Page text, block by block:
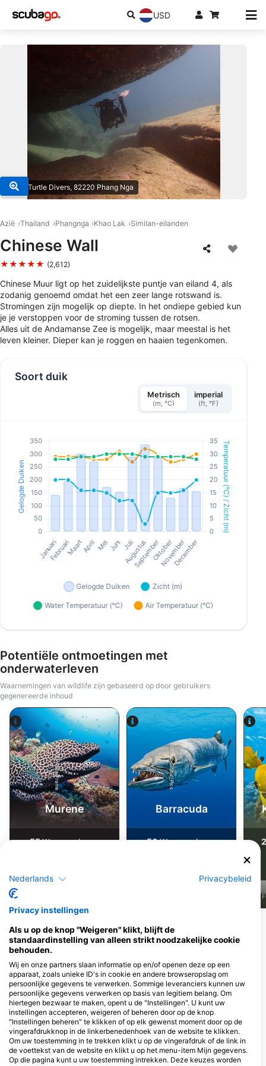
USD
© Sea Turtle Divers, 82220 Phang Nga
Azië Thailand Phangnga Khao Lak Similan-eilanden
Chinese Wall
★★★★★ (2,612)
Chinese Muur ligt op het zuidelijkste puntje van eiland 4, als
zodanig genoemd omdat het een zeer lange rotswand is.
Stromingen zijn mogelijk op diepte. In het ondiepe gebied kun
je je verstoppen voor de stroming tussen de rotsen.
Alles uit de Andamanse Zee is mogelijk, maar meestal is het
leven kleiner. Dieper kan je roggen en haaien tegenkomen.
Soort duik
Metrisch
(m, °C)
imperial
(ft, °F)
Potentiële ontmoetingen met
onderwaterleven
Waarnemingen van wildlife zijn gebaseerd op door gebruikers
gegenereerde inhoud
Alamy-WaterFrame
Murene
55Waarnemingen
iStock-Global_Pics
Barracuda
50Waarnemingen
F
Meer dieren weergeven
Duikcentra die deze duiklocatie
verzorgen
Khao Lak Scuba Adventures
13/47 Moo 7, T. Khuk Khak, 82220
A. Takuapa, Phang Nga, Thailand
Blue Planet Divers
150/1 Moo 1, Saladaan, 81150 Koh
Lanta, Krabi, Thailand
Nederlands Privacybeleid
Privacy instellingen
Als u op de knop "Weigeren" klikt, blijft de
standaardinstelling van alleen strikt noodzakelijke cookie
behouden.
Wij en onze partners slaan informatie op en/of openen deze op een
apparaat, zoals unieke ID's in cookie en andere browseropslag om
persoonlijke gegevens te verwerken. Sommige leveranciers kunnen uw
persoonlijke gegevens verwerken op basis van legitiem belang. Om
hiertegen bezwaar te maken, opent u de "Instellingen". U kunt uw
instellingen accepteren, weigeren of beheren door op de knop
"Instellingen beheren" te klikken of op elk gewenst moment door op de
vingerafdrukknop in de linkerbenedenhoek van de website te klikken.
Om uw toestemming in te trekken klikt u op de vingerafdruk of de link in
de voettekst van de website en klikt u op het menu-item Mijn gegevens.
Op die pagina kunt u uw toestemming intrekken. Deze keuzes worden